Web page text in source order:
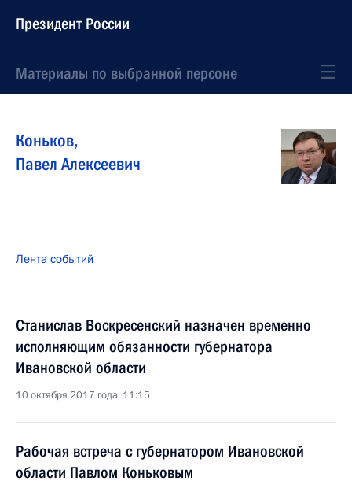
Президент России
Материалы по выбранной персоне
Коньков,
Павел Алексеевич
Лента событий
Станислав Воскресенский назначен временно
исполняющим обязанности губернатора
Ивановской области
10 октября 2017 года, 11:15
Рабочая встреча с губернатором Ивановской
области Павлом Коньковым